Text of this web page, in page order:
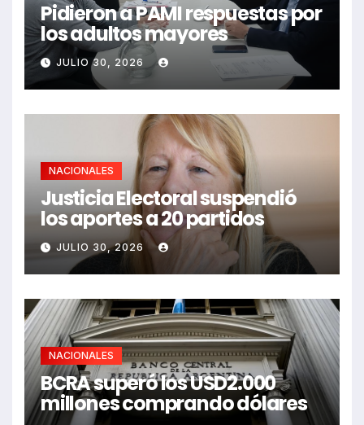
Pidieron a PAMI respuestas por
los adultos mayores
JULIO 30, 2026
NACIONALES
Justicia Electoral suspendió
los aportes a 20 partidos
JULIO 30, 2026
NACIONALES
BCRA superó los USD2.000
millones comprando dólares